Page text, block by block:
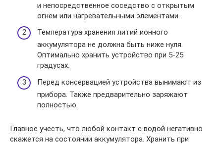
и непосредственное соседство с открытым
огнем или нагревательными элементами.
Температура хранения литий ионного
аккумулятора не должна быть ниже нуля.
Оптимально хранить устройство при 5-25
градусах.
Перед консервацией устройства вынимают из
прибора. Также предварительно заряжают
полностью.
Главное учесть, что любой контакт с водой негативно
скажется на состоянии аккумулятора. Хранить при